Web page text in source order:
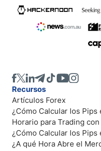
Recursos
Artículos Forex
¿Cómo Calcular los Pips
Horario para Trading con
¿Cómo Calcular los Pips
¿A qué Hora Abre el